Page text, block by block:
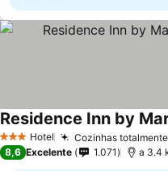
3 EstrelasHotel Cozinhas
8,6 Excelente 1.071 a 3.4